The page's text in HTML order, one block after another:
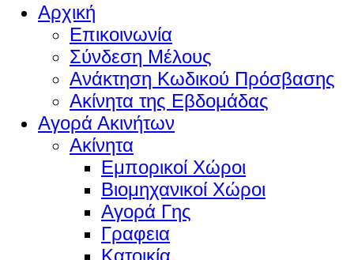
Αρχική
Επικοινωνία
Σύνδεση Μέλους
Ανάκτηση Κωδικού Πρόσβασης
Ακίνητα της Εβδομάδας
Αγορά Ακινήτων
Ακίνητα
Εμπορικοί Χώροι
Βιομηχανικοί Χώροι
Αγορά Γης
Γραφεια
Κατοικία